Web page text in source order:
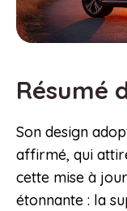
Résumé
Son design
affirmé, qui
cette mise à
étonnante : la